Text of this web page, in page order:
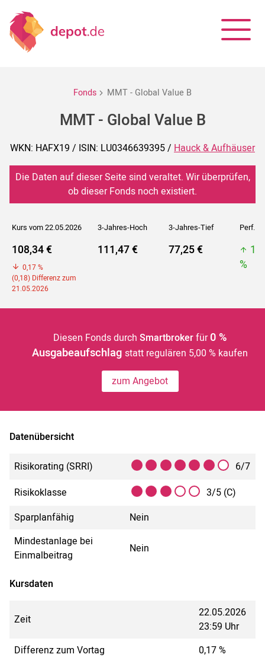
Fonds MMT - Global Value B
MMT - Global Value B
WKN: HAFX19 / ISIN: LU0346639395 / Hauck & Aufhäuser
Die Daten auf dieser Seite sind veraltet. Wir überprüfen,
ob dieser Fonds noch existiert.
Kurs vom 22.05.2026 3-Jahres-Hoch 3-Jahres-Tief Perf. 5J
108,34 €
0,17 %
(0,18) Differenz zum
21.05.2026
111,47 € 77,25 €
%
Diesen Fonds durch Smartbrokerfür 0 %
Ausgabeaufschlagstatt regulären 5,00 % kaufen
zum Angebot
Datenübersicht
Risikorating (SRRI)
6/7
Risikoklasse
3/5 (C)
Sparplanfähig
Nein
Mindestanlage bei
Einmalbeitrag
Nein
Kursdaten
Zeit
22.05.2026
23:59 Uhr
Differenz zum Vortag
0,17 %